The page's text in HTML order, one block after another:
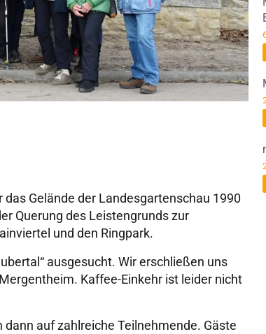
Gelände der Landesgartenschau 1990
Querung des Leistengrunds zur
und den Ringpark.
ausgesucht. Wir erschließen uns
Kaffee-Einkehr ist leider nicht
auf zahlreiche Teilnehmende. Gäste